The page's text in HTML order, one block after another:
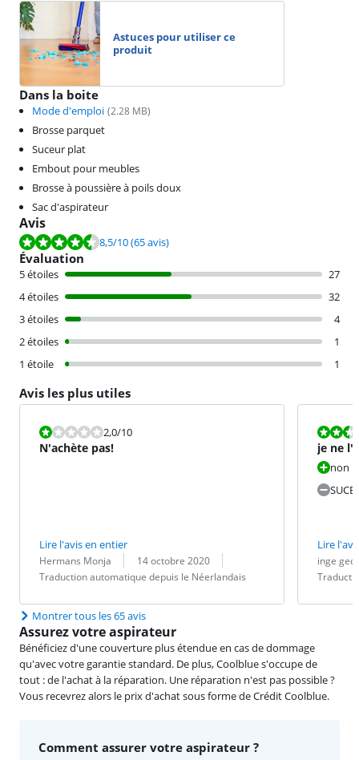
Astuces pour utiliser ce
produit
Dans la boite
Mode d'emploi (2.28 MB)
Brosse parquet
Suceur plat
Embout pour meubles
Brosse à poussière à poils doux
Sac d'aspirateur
Avis
La note est de 8,5 sur 10, basée sur 65 avis.
8,5/10(65 avis)
Évaluation
5 étoiles
27
4 étoiles
32
3 étoiles
4
2 étoiles
1
1 étoile
1
Avis les plus utiles
La note est 2,0 sur 10.
2,0/10
N'achète pas!
Lire l'avis en entier
Évaluation par :
Hermans Monja
Date : 14 octobre 2020
Traduction :
Traduction automatique depuis le Néerlandais
La note est
je ne
jamais
non
SUCE
Lire
Évaluation
inge
Date :
Traduction :
Montrer tous les 65 avis
Assurez votre aspirateur
Bénéficiez d'une couverture plus étendue en cas de dommage
qu'avec votre garantie standard. De plus, Coolblue s'occupe de
tout : de l'achat à la réparation. Une réparation n'est pas possible ?
Vous recevrez alors le prix d'achat sous forme de Crédit Coolblue.
Comment assurer votre aspirateur ?